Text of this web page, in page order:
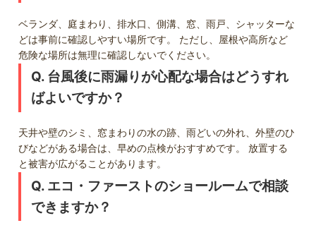
ベランダ、庭まわり、排水口、側溝、窓、雨戸、シャッターな
どは事前に確認しやすい場所です。 ただし、屋根や高所など
危険な場所は無理に確認しないでください。
Q. 台風後に雨漏りが心配な場合はどうすれ
ばよいですか？
天井や壁のシミ、窓まわりの水の跡、雨どいの外れ、外壁のひ
びなどがある場合は、早めの点検がおすすめです。 放置する
と被害が広がることがあります。
Q. エコ・ファーストのショールームで相談
できますか？